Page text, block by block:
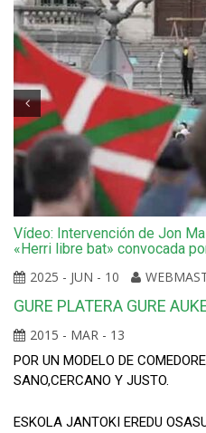
Vídeo: Intervención de Jon
«Herri libre bat» convocada
2025 - JUN - 10
GURE PLATERA GURE
2015 - MAR - 13
POR UN MODELO DE
SANO,CERCANO Y JUSTO.
ESKOLA JANTOKI EREDU